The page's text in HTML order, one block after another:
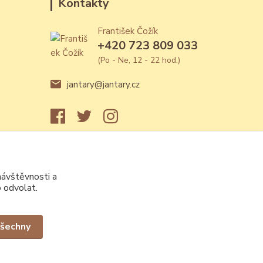
Kontakty
František Čožík
+420 723 809 033
(Po - Ne, 12 - 22 hod.)
jantary@jantary.cz
a
odvolat.